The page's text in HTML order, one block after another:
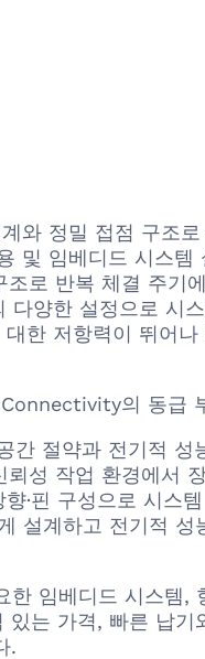
와 정밀 접점 구조
및 임베디드 시스템
로 반복 체결 주기
양한 설정으로 시
한 저항력이 뛰어
의 동급
간 절약과 전기적 성
성 작업 환경에서
·핀 구성으로 시스
설계하고 전기적
한 임베디드 시스
는 가격, 빠른 납
.